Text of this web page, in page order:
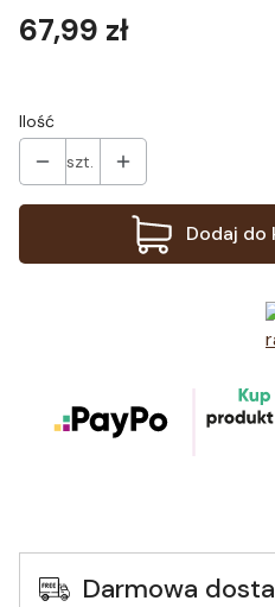
Cena
67,99 zł
Ilość
szt.
Dodaj do
Darmowa